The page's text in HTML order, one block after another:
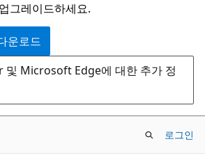
그레이드하세요.
운로드
Microsoft Edge에 대한 추가 정
로그인